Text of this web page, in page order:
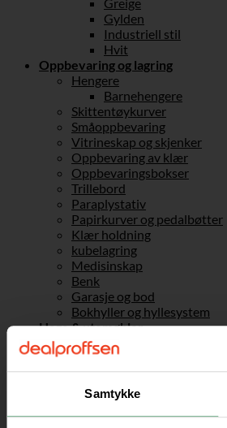
Samtykke
Gylden
Industriell stil
Hvit
Oppbevaring og lagring
Hengere
Barnehengere
Skittentøykurver
Småoppbevaring
Vitrineskap og skjenker
Oppbevaring av klær
Oppbevaringsbokser
Trillebord
Paraplystativ
Papirkurver og pedalbøtter
Klær holdning
kubelagring
Medisinskap
Benk
Garasje og bod
Bokhyller og hyllesystem
Hage & utemøbler
Drivhus og hagearbeid
Drivhus
Plantehyller
Plantekasser
Espalier og plantegitter
Hage dekorasjon